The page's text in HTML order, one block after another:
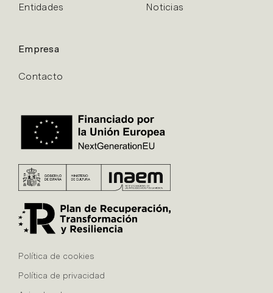
Entidades
Noticias
Empresa
Contacto
Política de cookies
Política de privacidad